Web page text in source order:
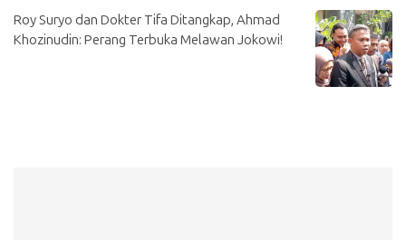
Roy Suryo dan Dokter Tifa Ditangkap, Ahmad
Khozinudin: Perang Terbuka Melawan Jokowi!